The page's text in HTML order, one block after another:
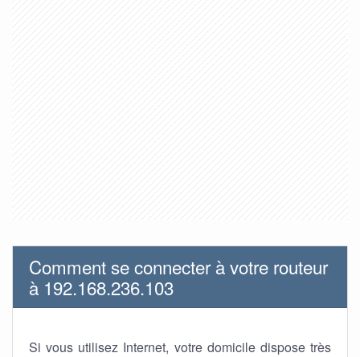
Comment se connecter à votre routeur
à 192.168.236.103
Si vous utilisez Internet, votre domicile dispose très